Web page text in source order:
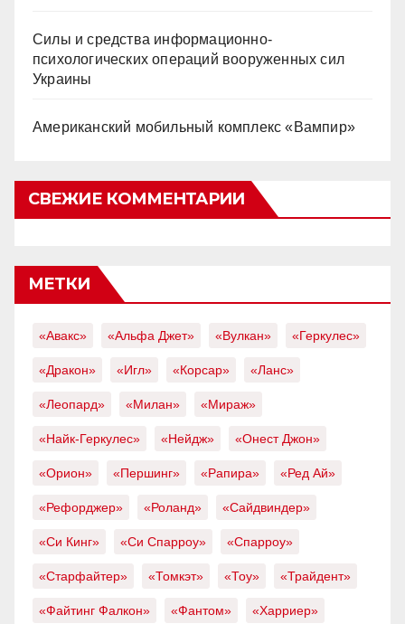
Силы и средства информационно-
психологических операций вооруженных сил
Украины
Американский мобильный комплекс «Вампир»
СВЕЖИЕ КОММЕНТАРИИ
МЕТКИ
«Авакс» «Альфа Джет» «Вулкан» «Геркулес»
«Дракон» «Игл» «Корсар» «Ланс»
«Леопард» «Милан» «Мираж»
«Найк-Геркулес» «Нейдж» «Онест Джон»
«Орион» «Першинг» «Рапира» «Ред Ай»
«Рефорджер» «Роланд» «Сайдвиндер»
«Си Кинг» «Си Спарроу» «Спарроу»
«Старфайтер» «Томкэт» «Тоу» «Трайдент»
«Файтинг Фалкон» «Фантом» «Харриер»